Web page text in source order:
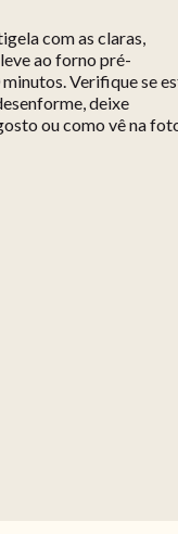
com as claras,
ao forno pré-
Verifique se
deixe
ou como vê na